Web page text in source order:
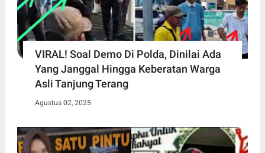
VIRAL! Soal Demo Di Polda, Dinilai Ada
Yang Janggal Hingga Keberatan Warga
Asli Tanjung Terang
Agustus 02, 2025